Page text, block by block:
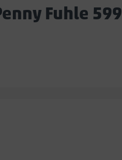
Fuhle 599